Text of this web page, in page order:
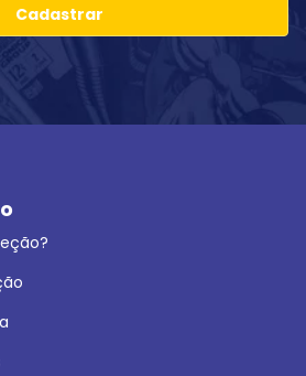
Cadastrar